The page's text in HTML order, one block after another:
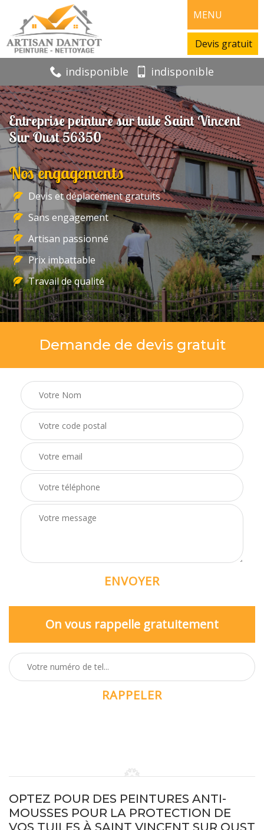
MENU
Devis gratuit
indisponible indisponible
Entreprise peinture sur tuile Saint Vincent
Sur Oust 56350
Nos engagements
Devis et déplacement gratuits
Sans engagement
Artisan passionné
Prix imbattable
Travail de qualité
Demande de devis gratuit
On vous rappelle gratuitement
OPTEZ POUR DES PEINTURES ANTI-
MOUSSES POUR LA PROTECTION DE
VOS TUILES À SAINT VINCENT SUR OUST